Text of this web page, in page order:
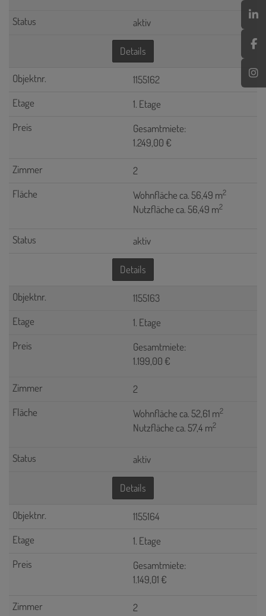
aktiv
Details
1155162
1. Etage
Gesamtmiete:
1.249,00 €
2
Wohnfläche ca. 56,49 m2
Nutzfläche ca. 56,49 m2
aktiv
Details
1155163
1. Etage
Gesamtmiete:
1.199,00 €
2
Wohnfläche ca. 52,61 m2
Nutzfläche ca. 57,4 m2
aktiv
Details
1155164
1. Etage
Gesamtmiete:
1.149,01 €
2